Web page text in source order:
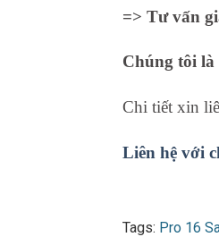
=> Tư vấn
Chúng tôi là
Chi tiết xin
Liên hệ với
Tags: Pro 16